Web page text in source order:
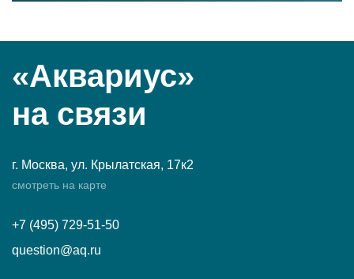
«Аквариус»
на связи
г. Москва, ул. Крылатская, 17к2
смотреть на карте
+7 (495) 729-51-50
question@aq.ru